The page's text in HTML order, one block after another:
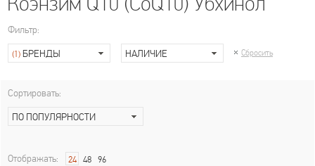
Фильтр:
(1) БРЕНДЫ НАЛИЧИЕ Сбросить
Сортировать:
ПО ПОПУЛЯРНОСТИ
Отображать: 24 48 96